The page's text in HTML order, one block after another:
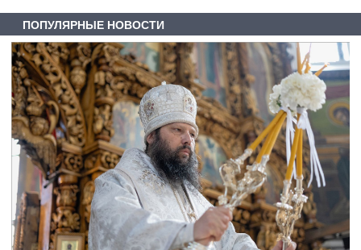
ПОПУЛЯРНЫЕ НОВОСТИ